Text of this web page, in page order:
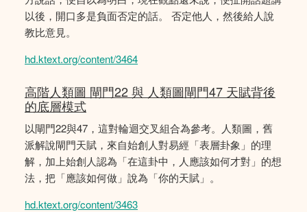
以後，開口多是負面否定的話。 否定他人，然後給人說
教比意見。
hd.ktext.org/content/3464
高階人類圖 閘門22 與 人類圖閘門47 天賦背後
的底層模式
以閘門22與47，這對輪迴交叉組合為參考。人類圖，舊
派解說閘門天賦，來自始創人對易經「表層卦象」的理
解，加上始創人認為「在這卦中，人應該如何才對」的想
法，把「應該如何做」說為「你的天賦」。
hd.ktext.org/content/3463